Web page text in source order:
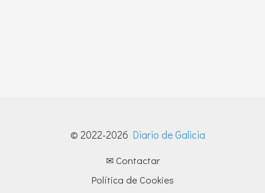
© 2022-2026 Diario de Galicia
✉ Contactar
Política de Cookies